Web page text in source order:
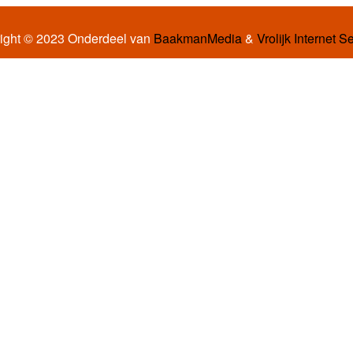
© 2023 Onderdeel van BaakmanMedia& Vrolijk Internet